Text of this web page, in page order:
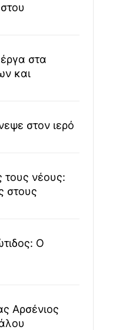
στα
και
στον ιερό
τους νέους:
στους
Ο
Αρσένιος